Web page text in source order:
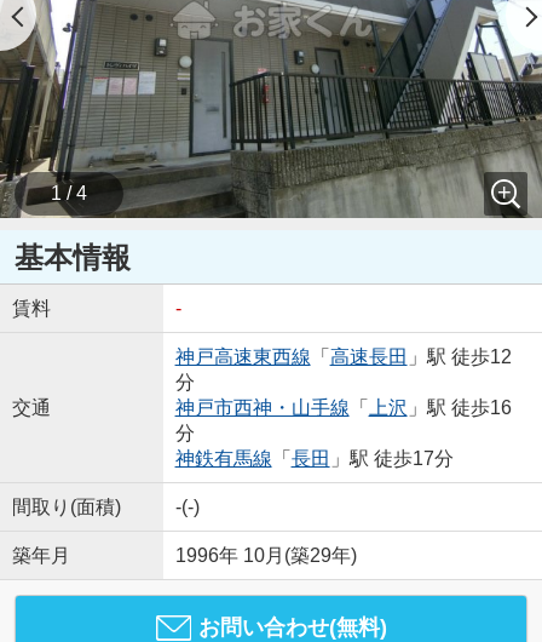
1 / 4
基本情報
賃料 -
交通
神戸高速東西線 「 高速長田 」駅 徒歩12
分
神戸市西神・山手線 「 上沢 」駅 徒歩16
分
神鉄有馬線 「 長田 」駅 徒歩17分
間取り(面積) -(-)
築年月 1996年 10月(築29年)
お問い合わせ(無料)